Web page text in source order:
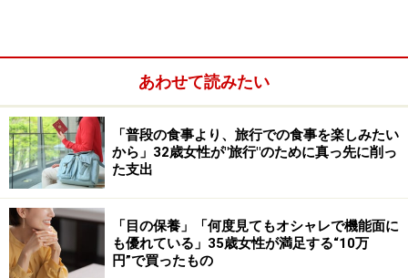
あわせて読みたい
「普段の食事より、旅行での食事を楽しみたい
から」32歳女性が"旅行"のために真っ先に削っ
た支出
「目の保養」「何度見てもオシャレで機能面に
も優れている」35歳女性が満足する“10万
円”で買ったもの